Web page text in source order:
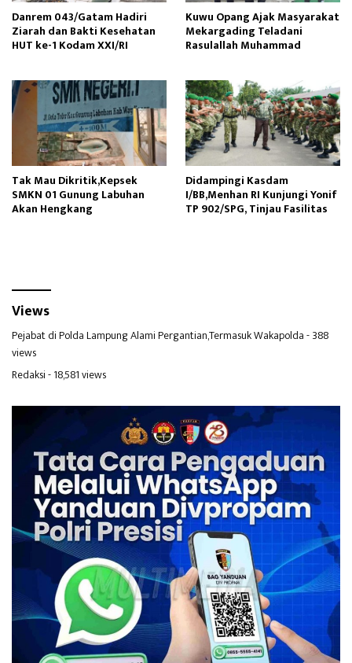
Danrem 043/Gatam Hadiri
Ziarah dan Bakti Kesehatan
HUT ke-1 Kodam XXI/RI
Kuwu Opang Ajak Masyarakat
Mekargading Teladani
Rasulallah Muhammad
Tak Mau Dikritik,Kepsek
SMKN 01 Gunung Labuhan
Akan Hengkang
Didampingi Kasdam
I/BB,Menhan RI Kunjungi Yonif
TP 902/SPG, Tinjau Fasilitas
Views
Pejabat di Polda Lampung Alami Pergantian,Termasuk Wakapolda- 388
views
Redaksi- 18,581 views